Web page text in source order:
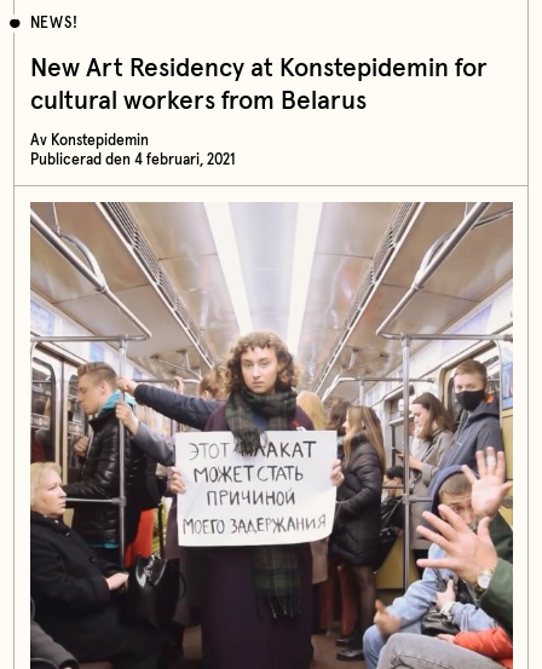
NEWS!
New Art Residency at Konstepidemin for
cultural workers from Belarus
Av Konstepidemin
Publicerad den 4 februari, 2021